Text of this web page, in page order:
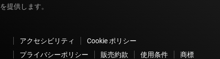
を提供します。
アクセシビリティ
Cookie ポリシー
プライバシーポリシー
販売約款 使用条件
商標